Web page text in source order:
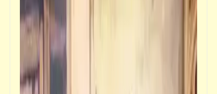
صورة واحد دكتور عيّان (4) | صور مشقلبة | د.
ومطالبتهم بعزل وزير التربية والتعليم